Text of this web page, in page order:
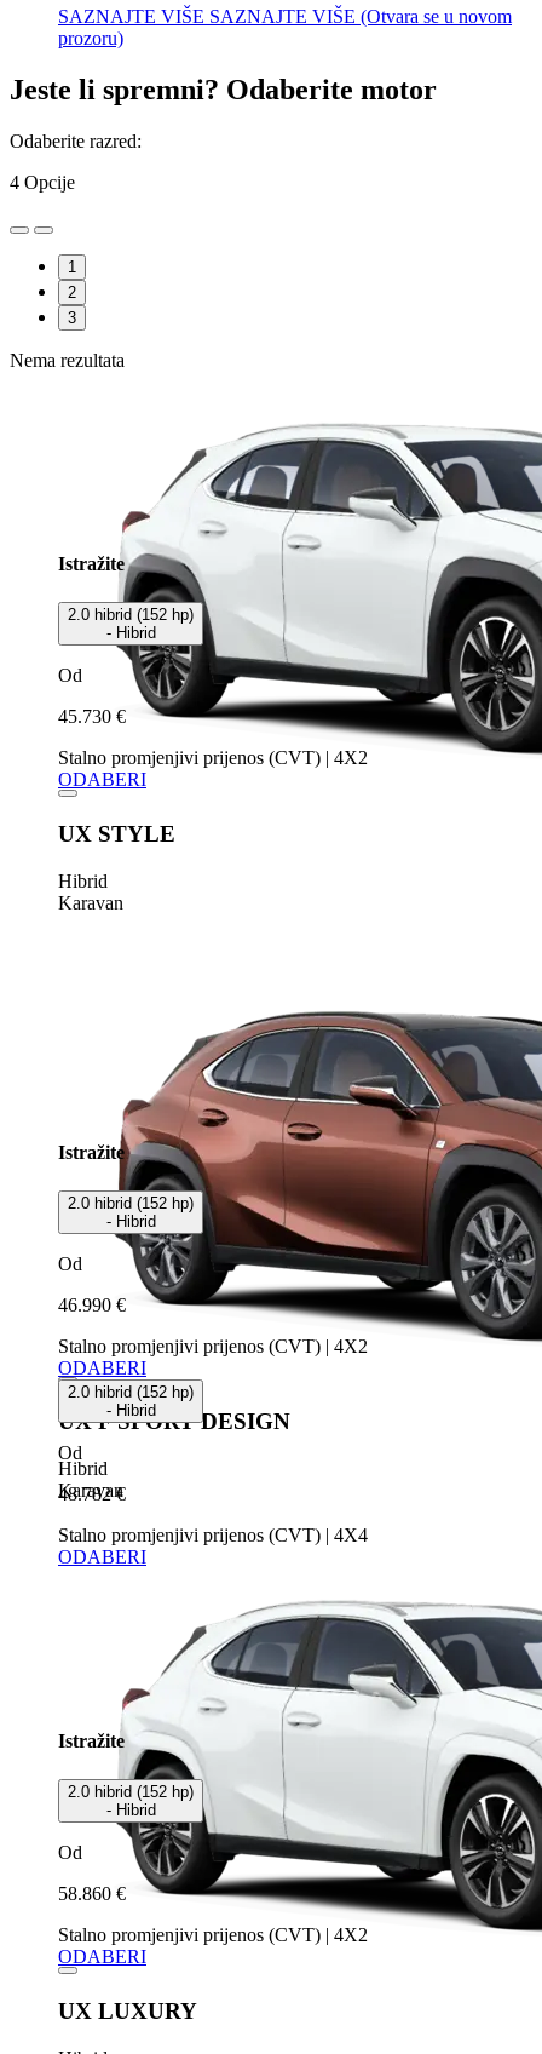
SAZNAJTE VIŠE SAZNAJTE VIŠE (Otvara se u novom
prozoru)
Jeste li spremni? Odaberite motor
Odaberite razred:
4 Opcije
1
2
3
Nema rezultata
UX STYLE
Hibrid
Karavan
Istražite
2.0 hibrid (152 hp)
- Hibrid
Od
45.730 €
Stalno promjenjivi prijenos (CVT) | 4X2
ODABERI
UX F SPORT DESIGN
Hibrid
Karavan
Istražite
2.0 hibrid (152 hp)
- Hibrid
Od
46.990 €
Stalno promjenjivi prijenos (CVT) | 4X2
ODABERI
2.0 hibrid (152 hp)
- Hibrid
Od
48.782 €
Stalno promjenjivi prijenos (CVT) | 4X4
ODABERI
UX LUXURY
Istražite
2.0 hibrid (152 hp)
- Hibrid
Od
58.860 €
Stalno promjenjivi prijenos (CVT) | 4X2
ODABERI